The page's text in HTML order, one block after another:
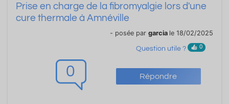
0 Répondre
Prise en charge de la fibromyalgie lors d'une
cure thermale à Amnéville
- posée par garcia le 18/02/2025
Question utile ? 0